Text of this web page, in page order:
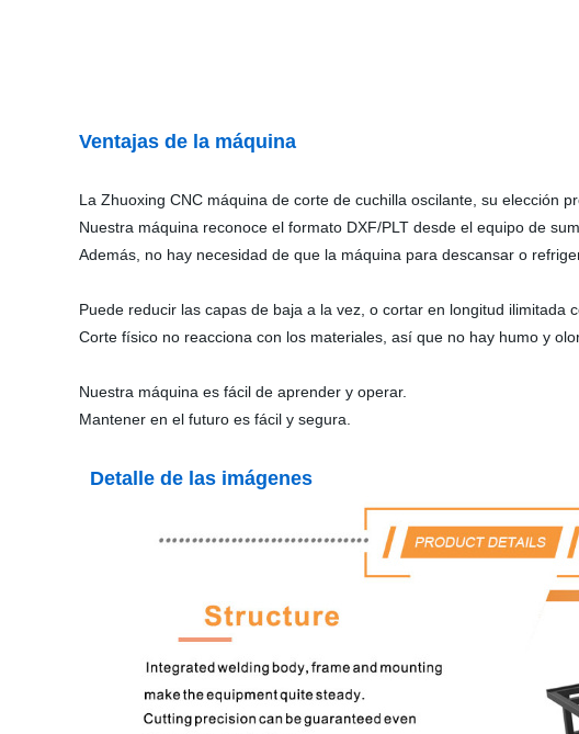
Ventajas de la máquina
La Zhuoxing CNC máquina de corte de cuchilla oscilante, su elección
Nuestra máquina reconoce el formato DXF/PLT desde el equipo de
Además, no hay necesidad de que la máquina para descansar o
Puede reducir las capas de baja a la vez, o cortar en longitud ilimitada
Corte físico no reacciona con los materiales, así que no hay humo y
Nuestra máquina es fácil de aprender y operar.
Mantener en el futuro es fácil y segura.
Detalle de las imágenes